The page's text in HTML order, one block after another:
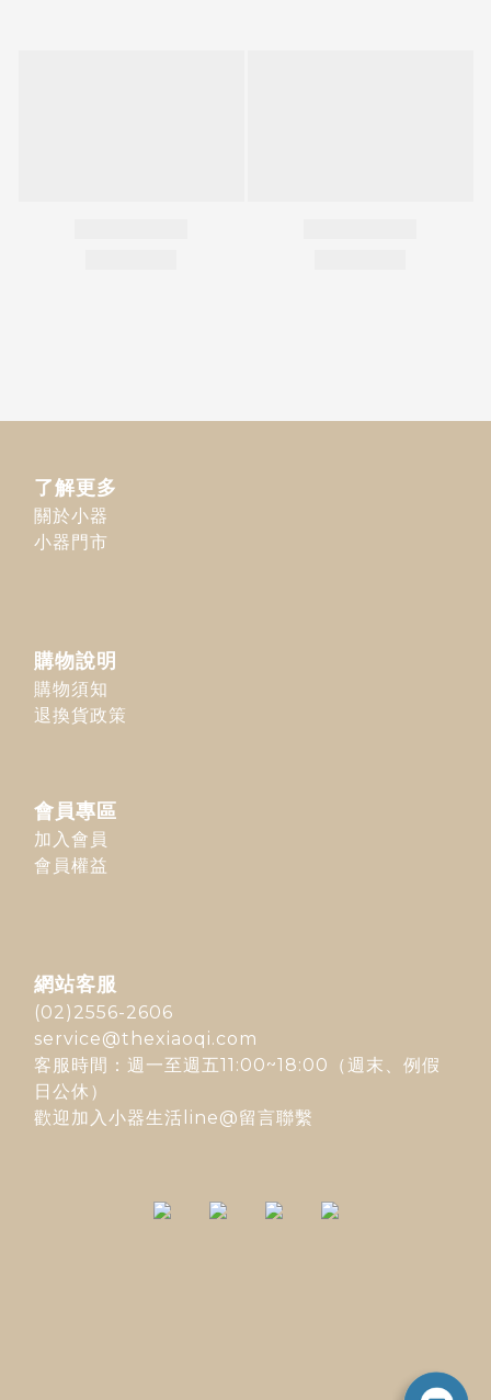
了解更多
關於小器
小器門市
購物說明
購物須知
退換貨政策
會員專區
加入會員
會員權益
網站客服
(02)2556-2606
service@thexiaoqi.com
客服時間：週一至週五11:00~18:00（週末、例假
日公休）
歡迎加入 小器生活line@留言聯繫